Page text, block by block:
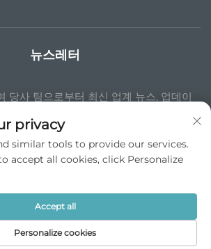
뉴스레터
당사 팀으로부터 최신 업계 뉴스, 업데이
세요.
맨 위로 스크롤
privacy
similar tools to provide our services.
accept all cookies, click Personalize
Personalize cookies
Accept all